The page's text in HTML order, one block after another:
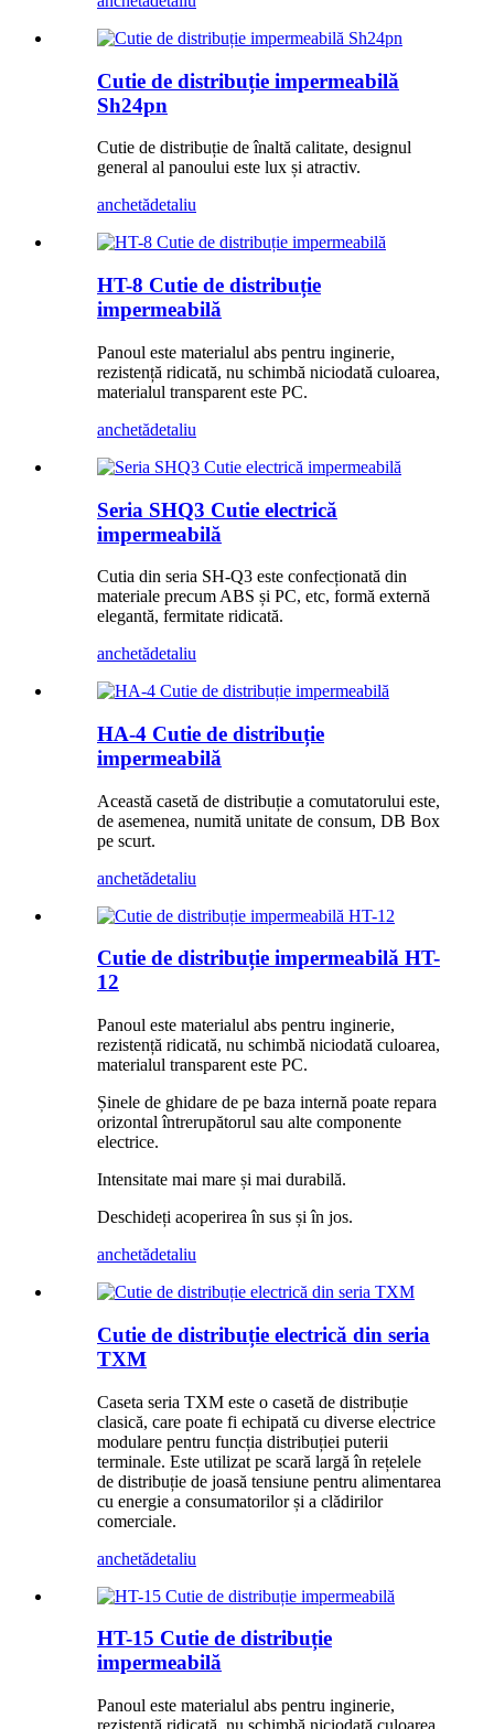
Cutie de distribuție impermeabilă
Sh24pn
Cutie de distribuție de înaltă calitate, designul
general al panoului este lux și atractiv.
anchetădetaliu
HT-8 Cutie de distribuție
impermeabilă
Panoul este materialul abs pentru inginerie,
rezistență ridicată, nu schimbă niciodată culoarea,
materialul transparent este PC.
anchetădetaliu
Seria SHQ3 Cutie electrică
impermeabilă
Cutia din seria SH-Q3 este confecționată din
materiale precum ABS și PC, etc, formă externă
elegantă, fermitate ridicată.
anchetădetaliu
HA-4 Cutie de distribuție
impermeabilă
Această casetă de distribuție a comutatorului este,
de asemenea, numită unitate de consum, DB Box
pe scurt.
anchetădetaliu
Cutie de distribuție impermeabilă HT-
12
Panoul este materialul abs pentru inginerie,
rezistență ridicată, nu schimbă niciodată culoarea,
materialul transparent este PC.
Șinele de ghidare de pe baza internă poate repara
orizontal întrerupătorul sau alte componente
electrice.
Intensitate mai mare și mai durabilă.
Deschideți acoperirea în sus și în jos.
anchetădetaliu
Cutie de distribuție electrică din seria
TXM
Caseta seria TXM este o casetă de distribuție
clasică, care poate fi echipată cu diverse electrice
modulare pentru funcția distribuției puterii
terminale. Este utilizat pe scară largă în rețelele
de distribuție de joasă tensiune pentru alimentarea
cu energie a consumatorilor și a clădirilor
comerciale.
anchetădetaliu
HT-15 Cutie de distribuție
impermeabilă
Panoul este materialul abs pentru inginerie,
rezistență ridicată, nu schimbă niciodată culoarea,